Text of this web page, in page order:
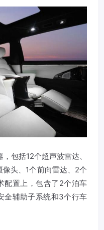
包括12个超声波雷达、
头、1个前向雷达、2个
配置上，包含了2个泊车
全辅助子系统和3个行车